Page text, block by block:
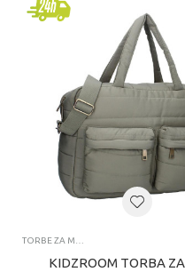
TORBE ZA MAME
KIDZROOM TORBA